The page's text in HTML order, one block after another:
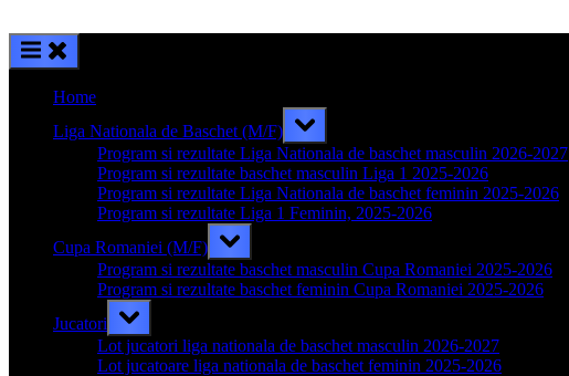
Home
Liga Nationala de Baschet (M/F)
Toggle
sub-
menu
Program si rezultate Liga Nationala de baschet masculin 2026-2027
Program si rezultate baschet masculin Liga 1 2025-2026
Program si rezultate Liga Nationala de baschet feminin 2025-2026
Program si rezultate Liga 1 Feminin, 2025-2026
Cupa Romaniei (M/F)
Toggle
sub-
menu
Program si rezultate baschet masculin Cupa Romaniei 2025-2026
Program si rezultate baschet feminin Cupa Romaniei 2025-2026
Jucatori
Toggle
sub-
menu
Lot jucatori liga nationala de baschet masculin 2026-2027
Lot jucatoare liga nationala de baschet feminin 2025-2026